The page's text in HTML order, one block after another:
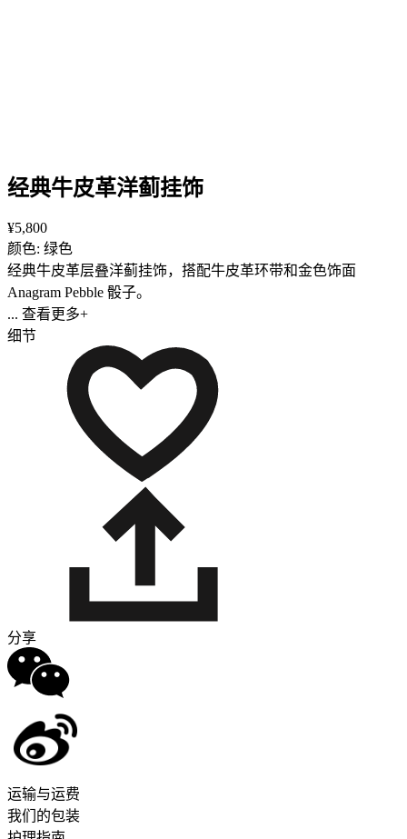
经典牛皮革洋蓟挂饰
¥5,800
颜色: 绿色
经典牛皮革层叠洋蓟挂饰，搭配牛皮革环带和金色饰面
Anagram Pebble 骰子。
... 查看更多+
细节
分享
运输与运费
我们的包装